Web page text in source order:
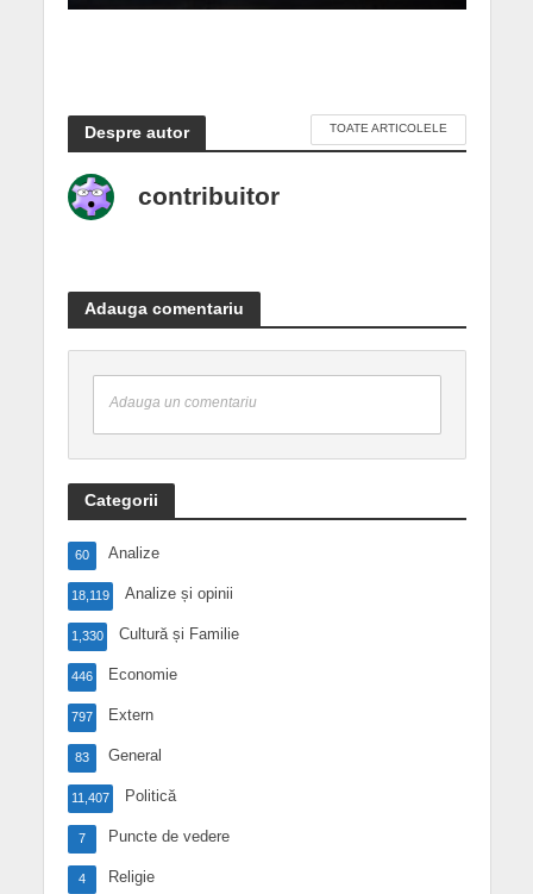
Despre autor TOATE ARTICOLELE
contribuitor
Adauga comentariu
Adauga un comentariu
Categorii
Analize
60
Analize și opinii
18,119
Cultură și Familie
1,330
Economie
446
Extern
797
General
83
Politică
11,407
Puncte de vedere
7
Religie
4